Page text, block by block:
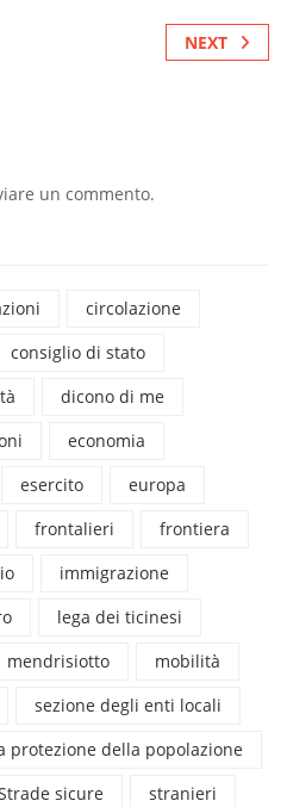
NEXT
un commento.
circolazione
consiglio di stato
dicono di me
economia
esercito
europa
frontalieri
frontiera
immigrazione
lega dei ticinesi
mendrisiotto
mobilità
sezione degli enti locali
protezione della popolazione
sicure
stranieri